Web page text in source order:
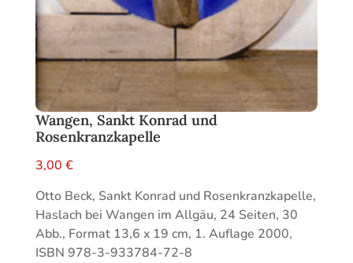
Wangen, Sankt Konrad und
Rosenkranzkapelle
3,00 €
Otto Beck, Sankt Konrad und Rosenkranzkapelle,
Haslach bei Wangen im Allgäu, 24 Seiten, 30
Abb., Format 13,6 x 19 cm, 1. Auflage 2000,
ISBN 978-3-933784-72-8